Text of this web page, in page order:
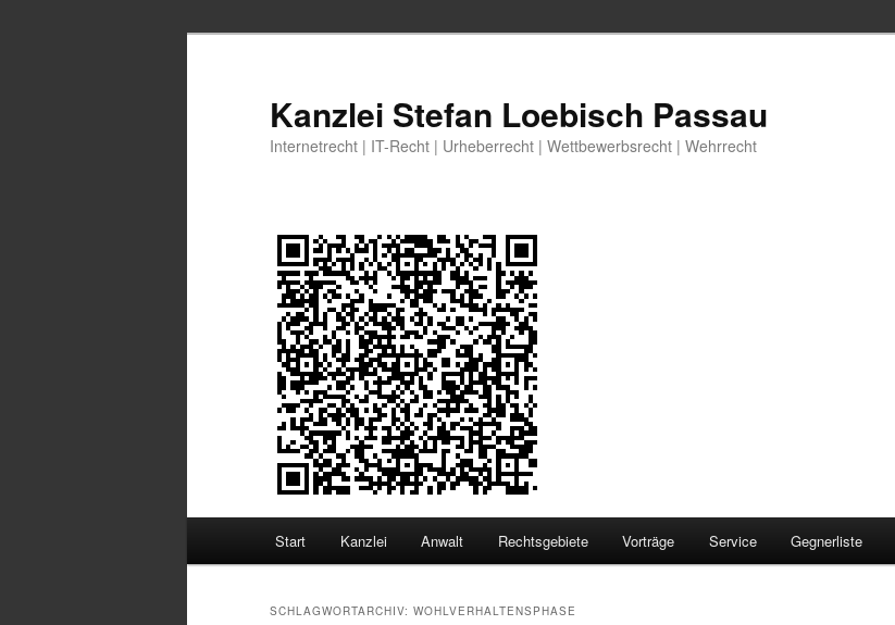
Kanzlei Stefan Loebisch Passau
Internetrecht | IT-Recht | Urheberrecht | Wettbewerbsrecht | Wehrrecht
Start Kanzlei Anwalt Rechtsgebiete Vorträge Service Gegnerliste
SCHLAGWORTARCHIV: WOHLVERHALTENSPHASE